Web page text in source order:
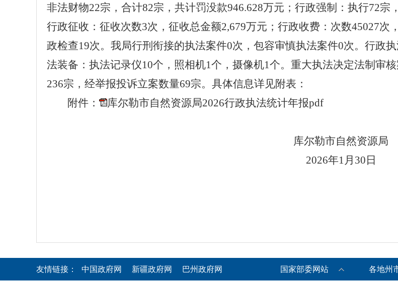
非法财物22宗，合计82宗，共计罚没款946.628万元；行政强制：执行72宗
行政征收：征收次数3次，征收总金额2,679万元；行政收费：次数45027次
政检查19次。我局行刑衔接的执法案件0次，包容审慎执法案件0次。行政
法装备：执法记录仪10个，照相机1个，摄像机1个。重大执法决定法制审
236宗，经举报投诉立案数量69宗。具体信息详见附表：
附件：
库尔勒市自然资源局2026行政执法统计年报pdf
库尔勒市自然资源局
2026年1月30日
友情链接： 中国政府网 新疆政府网 巴州政府网 国家部委网站 各地州